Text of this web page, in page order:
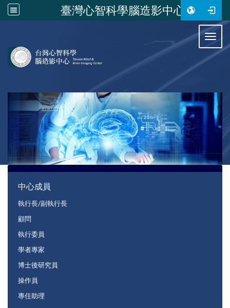
臺灣心智科學腦造影中心
中心成員
執行長/副執行長
顧問
執行委員
學者專家
博士後研究員
操作員
專任助理